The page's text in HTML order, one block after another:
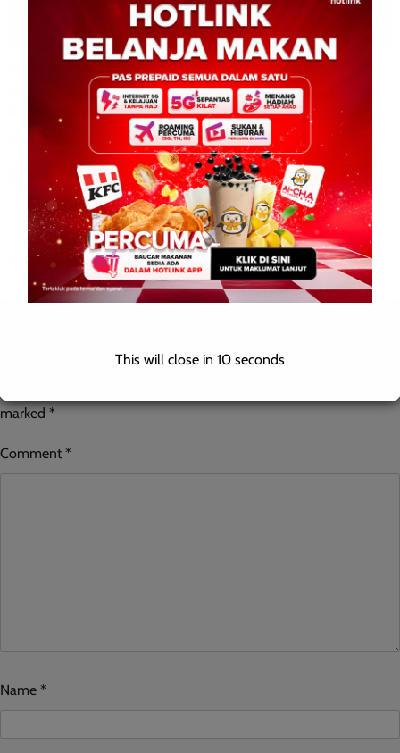
Philippines Youth Representative Rejects Senator Call to
Revive Sabah Claim
March 28, 2026 0
Philippines: 28 March 2026 — A Model United Nations Affairs
Coordinator for Diplobate has rejected a senator call to revive
the Filipine claim over Sabah. […]
marked*
Comment *
Name *
This will close in9seconds